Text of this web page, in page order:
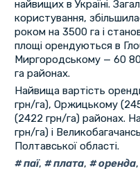
найвищих в Україні.
користування,
роком на 3500 га і
площі орендуються в
Миргородському — 60
га районах.
Найвища вартість
грн/га), Оржицькому
(2422 грн/га) районах.
грн/га) і
Полтавської області.
паї, плата, оренда,